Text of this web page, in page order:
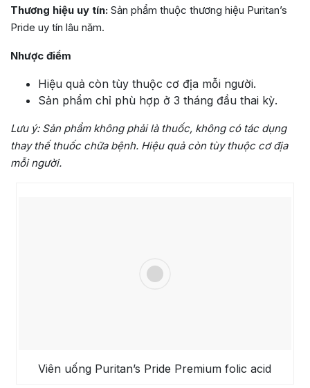
Thương hiệu uy tín: Sản phẩm thuộc thương hiệu Puritan’s
Pride uy tín lâu năm.
Nhược điểm
Hiệu quả còn tùy thuộc cơ địa mỗi người.
Sản phẩm chỉ phù hợp ở 3 tháng đầu thai kỳ.
Lưu ý:Sản phẩm không phải là thuốc, không có tác dụng
thay thế thuốc chữa bệnh. Hiệu quả còn tùy thuộc cơ địa
mỗi người.
Viên uống Puritan’s Pride Premium folic acid